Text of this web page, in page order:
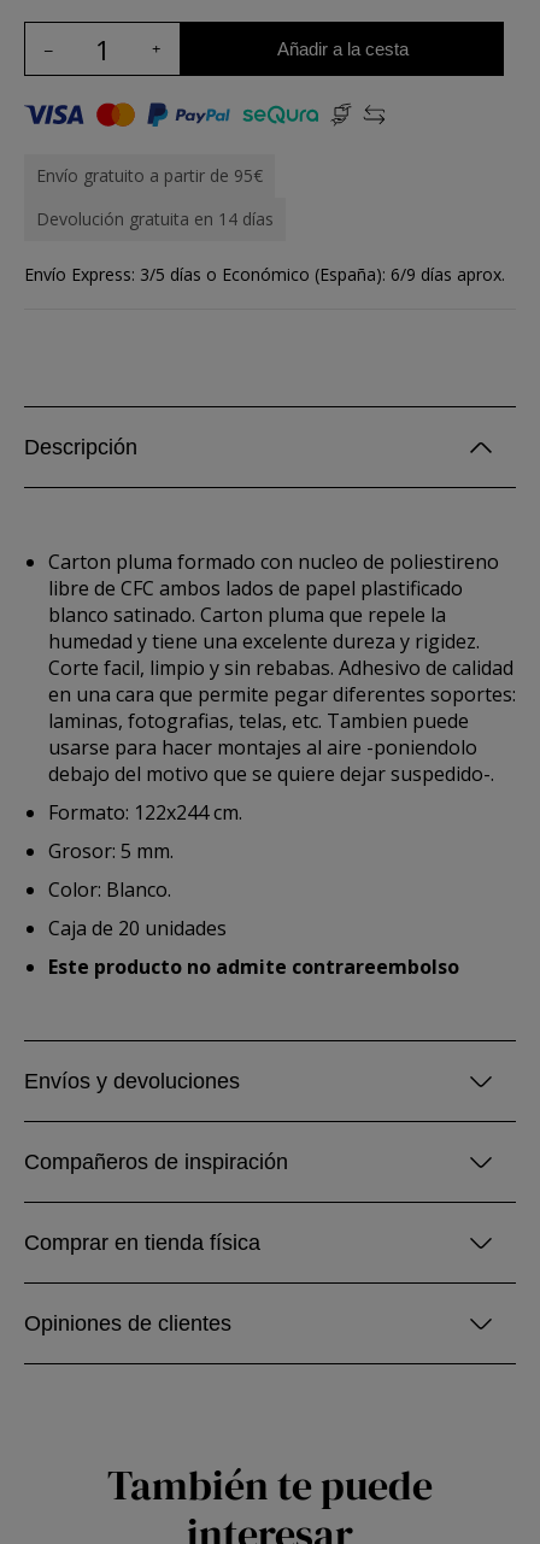
Añadir a la cesta
Envío gratuito a partir de 95€
Devolución gratuita en 14 días
Envío Express: 3/5 días o Económico (España): 6/9 días aprox.
Descripción
Carton pluma formado con nucleo de poliestireno
libre de CFC ambos lados de papel plastificado
blanco satinado. Carton pluma que repele la
humedad y tiene una excelente dureza y rigidez.
Corte facil, limpio y sin rebabas. Adhesivo de calidad
en una cara que permite pegar diferentes soportes:
laminas, fotografias, telas, etc. Tambien puede
usarse para hacer montajes al aire -poniendolo
debajo del motivo que se quiere dejar suspedido-.
Formato: 122x244 cm.
Grosor: 5 mm.
Color: Blanco.
Caja de 20 unidades
Este producto no admite contrareembolso
Envíos y devoluciones
Compañeros de inspiración
Comprar en tienda física
Opiniones de clientes
También te puede